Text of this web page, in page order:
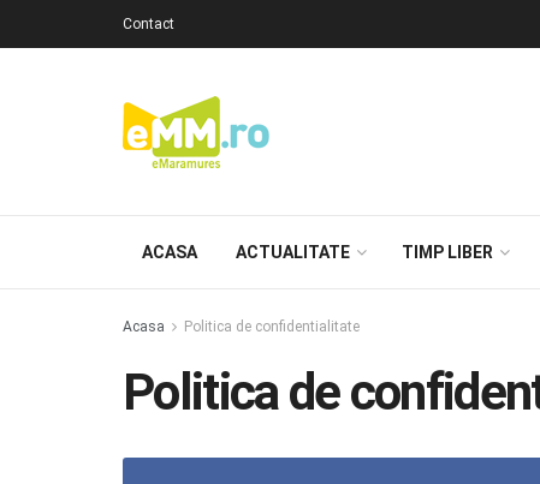
Contact
ACASA ACTUALITATE TIMP LIBER
Acasa Politica de confidentialitate
Politica de